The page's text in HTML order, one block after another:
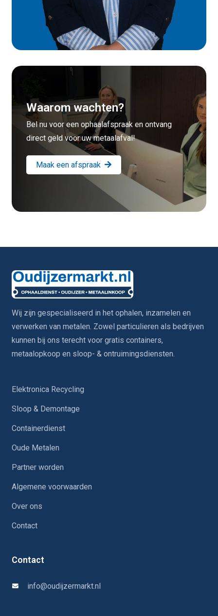
Waarom wachten?
Bel nu voor een ophaalafspraak en ontvang
direct geld voor uw metaalafval!
Maak een afspraak
Wij zijn gespecialiseerd in het ophalen, inzamelen en
verwerken van metalen. Zowel particulieren als bedrijven
kunnen bij ons terecht voor gratis containers,
metaalopkoop en sloop- & ontruimingsdiensten.
Elektronica Recycling
Sloop & Demontage
Containerdienst
Oude Metalen
Partner worden
Algemene voorwaarden
Over ons
Contact
Contact
info@oudijzermarkt.nl